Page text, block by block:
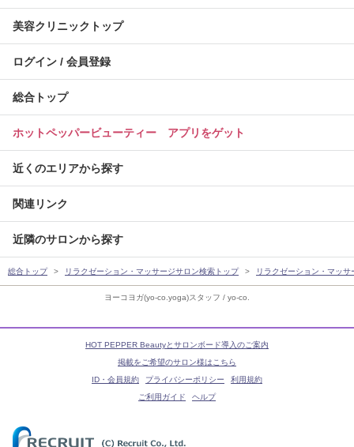
ヨーコヨガ(yo-co.yoga)スタッフ / yo-co.
美容クリニックトップ
ログイン / 会員登録
総合トップ
ホットペッパービューティー アプリをゲット
近くのエリアから探す
関連リンク
近隣のサロンから探す
総合トップ リラクゼーション・マッサージサロン検索トップ リラクゼーション・マッ
HOT PEPPER Beautyとサロンボード導入のご案内
掲載をご希望のサロン様はこちら
ID・会員規約
プライバシーポリシー
利用規約
ご利用ガイド
ヘルプ